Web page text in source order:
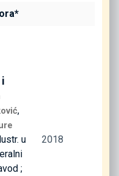
,
u
;
2018